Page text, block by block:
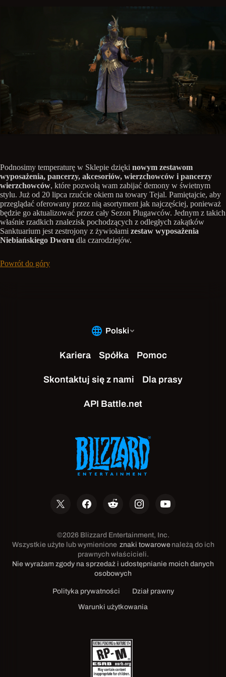
Podnosimy temperaturę w Sklepie dzięki nowym zestawom
wyposażenia, pancerzy, akcesoriów, wierzchowców i pancerzy
wierzchowców, które pozwolą wam zabijać demony w świetnym
stylu. Już od 20 lipca rzućcie okiem na towary Tejal. Pamiętajcie, aby
przeglądać oferowany przez nią asortyment jak najczęściej, ponieważ
będzie go aktualizować przez cały Sezon Plugawców. Jednym z takich
właśnie rzadkich znalezisk pochodzących z odległych zakątków
Sanktuarium jest zestrojony z żywiołami zestaw wyposażenia
Niebiańskiego Dworu dla czarodziejów.
Powrót do góry